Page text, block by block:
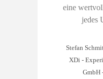
eine
jedes
Stefan
XDi -
GmbH